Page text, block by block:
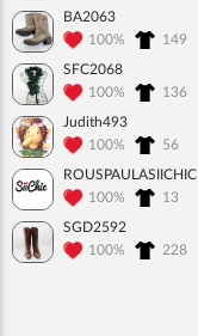
BA2063
100%
149
SFC2068
100%
136
Judith493
100%
56
ROUSPAULASIICHIC
100%
13
SGD2592
100%
228